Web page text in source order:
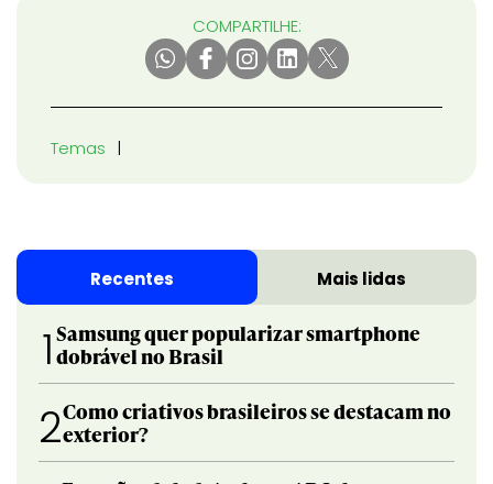
COMPARTILHE:
Temas
Recentes Mais lidas
1 Samsung quer popularizar smartphone
dobrável no Brasil
2Como criativos brasileiros se destacam no
exterior?